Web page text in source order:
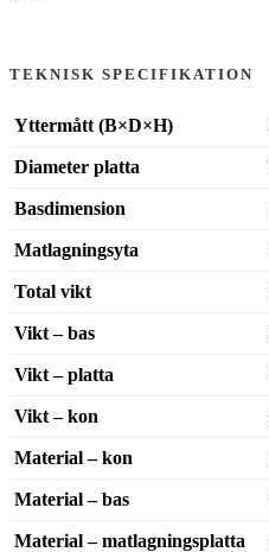
TEKNISK SPECIFIKATION
Yttermått (B×D×H)
Diameter platta
Basdimension
Matlagningsyta
Total vikt
Vikt – bas
Vikt – platta
Vikt – kon
Material – kon
Material – bas
Material – matlagningsplatta